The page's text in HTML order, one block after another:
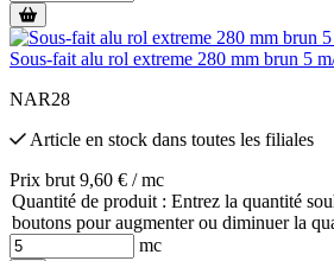
Sous-fait alu rol extreme 280 mm brun 5
NAR28
Article en stock dans toutes les filiales
Prix brut 9,60 € / mc
Quantité de produit : Entrez la quantité
boutons pour augmenter ou diminuer la
mc